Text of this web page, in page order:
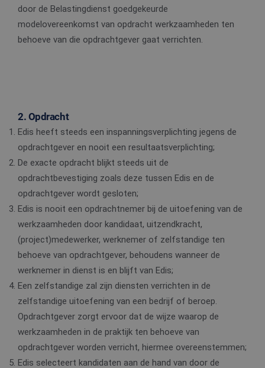
door de Belastingdienst goedgekeurde
modelovereenkomst van opdracht werkzaamheden ten
behoeve van die opdrachtgever gaat verrichten.
2. Opdracht
Edis heeft steeds een inspanningsverplichting jegens de
opdrachtgever en nooit een resultaatsverplichting;
De exacte opdracht blijkt steeds uit de
opdrachtbevestiging zoals deze tussen Edis en de
opdrachtgever wordt gesloten;
Edis is nooit een opdrachtnemer bij de uitoefening van de
werkzaamheden door kandidaat, uitzendkracht,
(project)medewerker, werknemer of zelfstandige ten
behoeve van opdrachtgever, behoudens wanneer de
werknemer in dienst is en blijft van Edis;
Een zelfstandige zal zijn diensten verrichten in de
zelfstandige uitoefening van een bedrijf of beroep.
Opdrachtgever zorgt ervoor dat de wijze waarop de
werkzaamheden in de praktijk ten behoeve van
opdrachtgever worden verricht, hiermee overeenstemmen;
Edis selecteert kandidaten aan de hand van door de